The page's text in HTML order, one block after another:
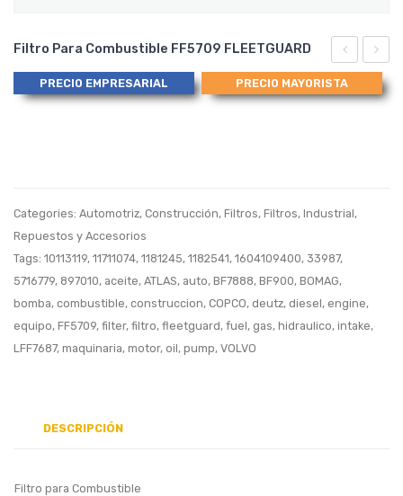
para para
Aceite
Filtro Para Combustible FF5709 FLEETGUARD
PRECIO EMPRESARIAL PRECIO MAYORISTA
Categories: Automotriz, Construcción, Filtros, Filtros, Industrial,
Repuestos y Accesorios
Tags: 10113119, 11711074, 1181245, 1182541, 1604109400, 33987,
5716779, 897010, aceite, ATLAS, auto, BF7888, BF900, BOMAG,
bomba, combustible, construccion, COPCO, deutz, diesel, engine,
equipo, FF5709, filter, filtro, fleetguard, fuel, gas, hidraulico, intake,
LFF7687, maquinaria, motor, oil, pump, VOLVO
DESCRIPCIÓN
Filtro para Combustible